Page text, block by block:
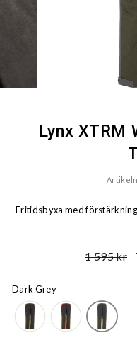
Lynx XTRM
Fritidsbyxa med
Ord.
1 595 kr
Dark Grey